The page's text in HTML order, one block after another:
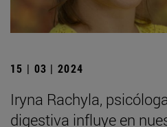
15 | 03 | 2024
Iryna Rachyla,
digestiva influye en